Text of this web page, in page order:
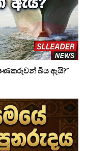
බිය ඇයි?”